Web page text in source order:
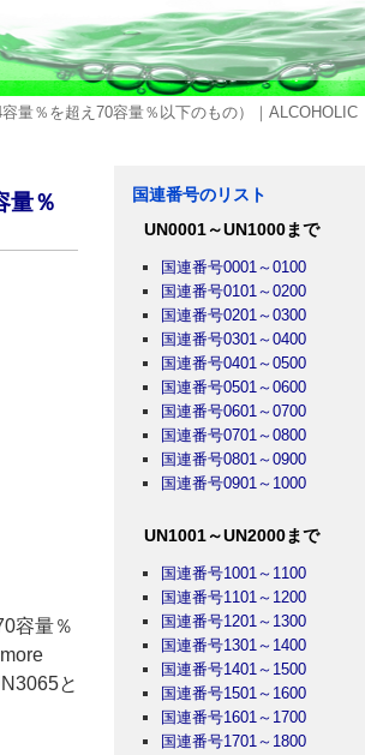
量％を超え70容量％以下のもの）｜ALCOHOLIC
量％
容量％
と
国連番号のリスト
UN0001～UN1000まで
国連番号0001～0100
国連番号0101～0200
国連番号0201～0300
国連番号0301～0400
国連番号0401～0500
国連番号0501～0600
国連番号0601～0700
国連番号0701～0800
国連番号0801～0900
国連番号0901～1000
UN1001～UN2000まで
国連番号1001～1100
国連番号1101～1200
国連番号1201～1300
国連番号1301～1400
国連番号1401～1500
国連番号1501～1600
国連番号1601～1700
国連番号1701～1800